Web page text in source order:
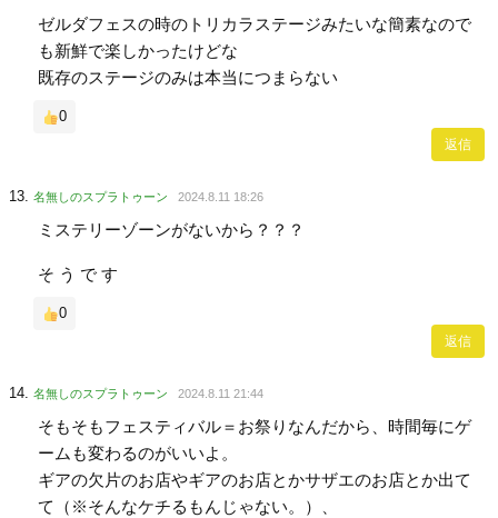
ゼルダフェスの時のトリカラステージみたいな簡素なので
も新鮮で楽しかったけどな
既存のステージのみは本当につまらない
0
返信
名無しのスプラトゥーン 2024.8.11 18:26
ミステリーゾーンがないから？？？
そ う で す
0
返信
名無しのスプラトゥーン 2024.8.11 21:44
そもそもフェスティバル＝お祭りなんだから、時間毎にゲ
ームも変わるのがいいよ。
ギアの欠片のお店やギアのお店とかサザエのお店とか出て
て（※そんなケチるもんじゃない。）、